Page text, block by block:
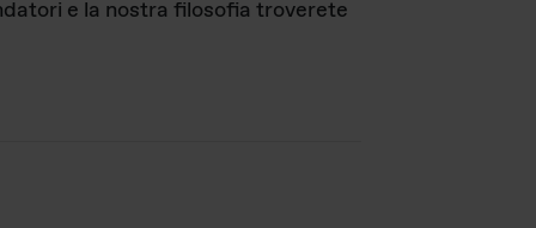
e la nostra filosofia troverete